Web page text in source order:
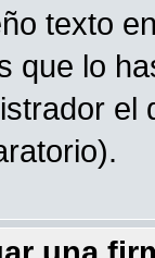
texto
que lo